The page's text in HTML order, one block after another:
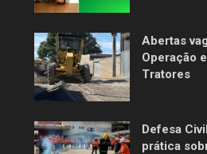
Abertas
Operação
Tratores
Defesa
prática